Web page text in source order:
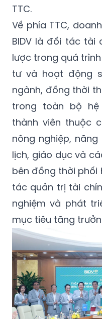
TTC.
Về phía TTC,
BIDV là đối tác tài
lược trong quá
tư và hoạt động
ngành, đồng thời
trong toàn bộ
thành viên thuộc
nông nghiệp,
lịch, giáo dục và
bên đồng thời
tác quản trị tài
nghiệm và phát
mục tiêu tăng